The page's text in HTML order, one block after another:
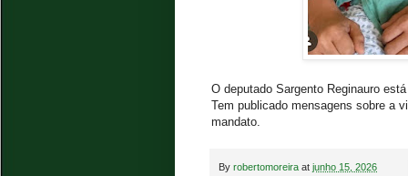
O deputado Sargento Reginauro
Tem publicado mensagens sobre a
mandato.
By robertomoreira at junho 15, 2026